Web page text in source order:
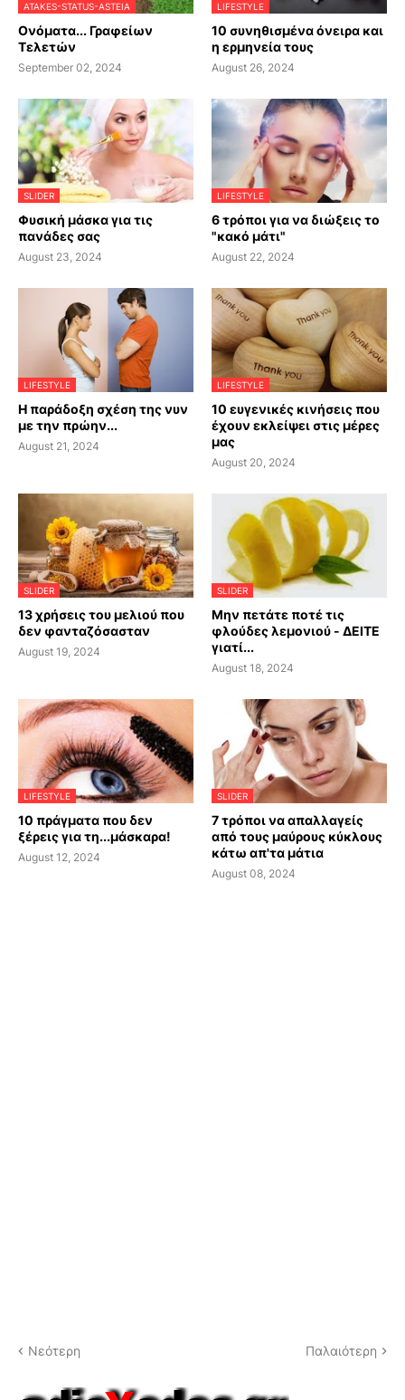
ATAKES-STATUS-ASTEIA
Ονόματα... Γραφείων
Τελετών
September 02, 2024
LIFESTYLE
10 συνηθισμένα όνειρα και
η ερμηνεία τους
August 26, 2024
SLIDER
Φυσική μάσκα για τις
πανάδες σας
August 23, 2024
LIFESTYLE
6 τρόποι για να διώξεις το
"κακό μάτι"
August 22, 2024
LIFESTYLE
Η παράδοξη σχέση της νυν
με την πρώην...
August 21, 2024
LIFESTYLE
10 ευγενικές κινήσεις που
έχουν εκλείψει στις μέρες
μας
August 20, 2024
SLIDER
13 χρήσεις του μελιού που
δεν φανταζόσασταν
August 19, 2024
SLIDER
Μην πετάτε ποτέ τις
φλούδες λεμονιού - ΔΕΙΤΕ
γιατί...
August 18, 2024
LIFESTYLE
10 πράγματα που δεν
ξέρεις για τη...μάσκαρα!
August 12, 2024
SLIDER
7 τρόποι να απαλλαγείς
από τους μαύρους κύκλους
κάτω απ'τα μάτια
August 08, 2024
Νεότερη Παλαιότερη